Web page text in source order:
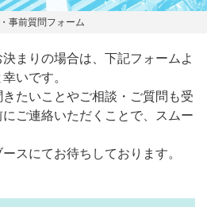
事前質問フォーム
まりの場合は、下記フォームよ
いです。
たいことやご相談・ご質問も受
ご連絡いただくことで、スムー
スにてお待ちしております。